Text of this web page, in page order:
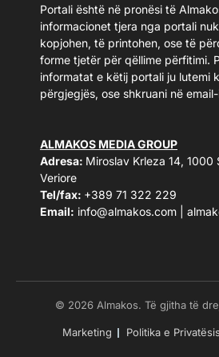
Portali është në pronësi të
informacionet tjera nga portali
kopjohen, të printohen, ose të
forme tjetër për qëllime përfitimi.
informatat e këtij portali ju lutemi
përgjegjës, ose shkruani në
ALMAKOS MEDIA GROUP
Adresa: Miroslav Krleza 14,
Veriore
Tel/fax: +389 71 322 229
Email: info@almakos.com
© 2026 Almakos. Të gjitha të
Marketing Politika e